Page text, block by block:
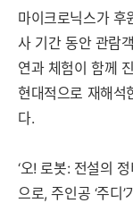
마이크로닉스가 후
사 기간 동안 관람
연과 체험이 함께
현대적으로 재해석
다.
‘오! 로봇: 전설의
으로, 주인공 ‘주디